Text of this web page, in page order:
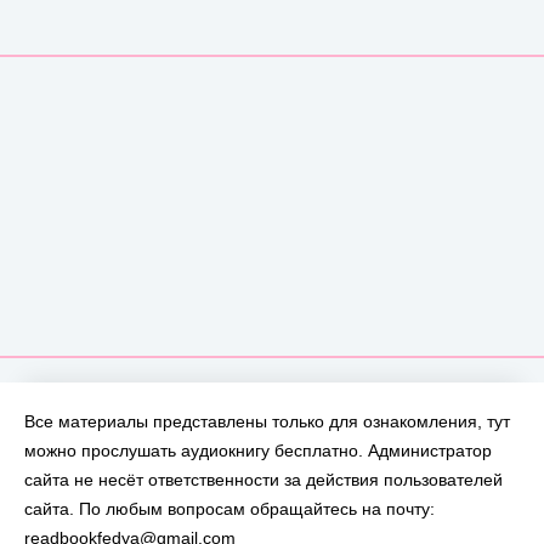
Все материалы представлены только для ознакомления, тут
можно прослушать аудиокнигу бесплатно. Администратор
сайта не несёт ответственности за действия пользователей
сайта. По любым вопросам обращайтесь на почту:
readbookfedya@gmail.com